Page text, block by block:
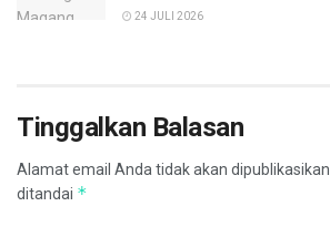
24 JULI 2026
Tinggalkan Balasan
Alamat email Anda tidak akan dipublikasikan.
ditandai *